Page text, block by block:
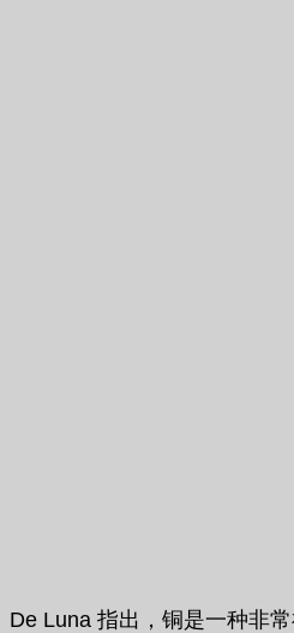
De Luna 指出，铜是一种非